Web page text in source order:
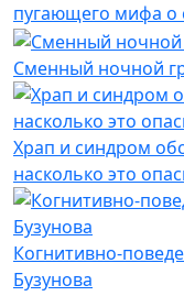
пугающего мифа о
Сменный ночной
Храп и синдром
насколько это
Когнитивно-
Бузунова